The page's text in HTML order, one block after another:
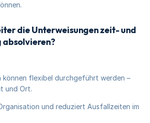
die Unterweisungen zeit- und
können flexibel durchgeführt werden –
und Ort.
und reduziert Ausfallzeiten im